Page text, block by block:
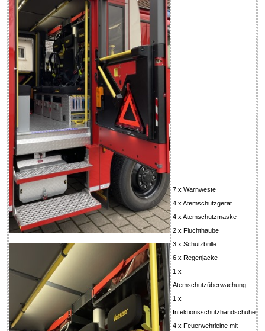
7 x Warnweste
4 x Atemschutzgerät
4 x Atemschutzmaske
2 x Fluchthaube
3 x Schutzbrille
6 x Regenjacke
1 x
Atemschutzüberwachung
1 x
Infektionsschutzhandschuhe
4 x Feuerwehrleine mit